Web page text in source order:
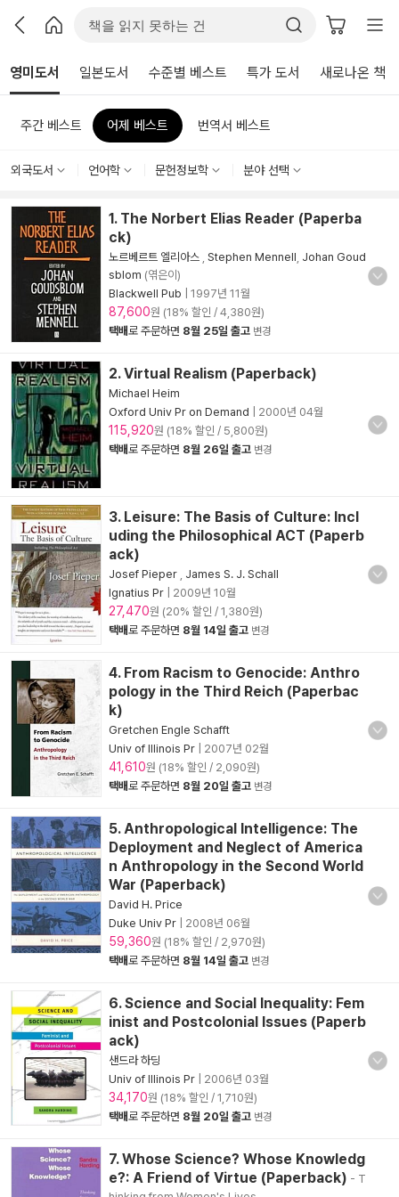
영미도서 일본도서 수준별 베스트 특가 도서 새로나온 책
주간 베스트 어제 베스트 번역서 베스트
외국도서 언어학 문헌정보학 분야 선택
1. The Norbert Elias Reader (Paperba
ck)
노르베르트 엘리아스 Stephen Mennell Johan Goud
sblom (엮은이)
Blackwell Pub
1997년 11월
87,600원 (18% 할인 / 4,380원)
택배로 주문하면 8월 25일 출고 변경
2. Virtual Realism (Paperback)
Michael Heim
Oxford Univ Pr on Demand
2000년 04월
115,920원 (18% 할인 / 5,800원)
택배로 주문하면 8월 26일 출고 변경
3. Leisure: The Basis of Culture: Incl
uding the Philosophical ACT (Paperb
ack)
Josef Pieper
James S. J. Schall
Ignatius Pr
2009년 10월
27,470원 (20% 할인 / 1,380원)
택배로 주문하면 8월 14일 출고 변경
4. From Racism to Genocide: Anthro
pology in the Third Reich (Paperbac
k)
Gretchen Engle Schafft
Univ of Illinois Pr
2007년 02월
41,610원 (18% 할인 / 2,090원)
택배로 주문하면 8월 20일 출고 변경
5. Anthropological Intelligence: The
Deployment and Neglect of America
n Anthropology in the Second World
War (Paperback)
David H. Price
Duke Univ Pr
2008년 06월
59,360원 (18% 할인 / 2,970원)
택배로 주문하면 8월 14일 출고 변경
6. Science and Social Inequality: Fem
inist and Postcolonial Issues (Paperb
ack)
샌드라 하딩
Univ of Illinois Pr
2006년 03월
34,170원 (18% 할인 / 1,710원)
택배로 주문하면 8월 20일 출고 변경
7. Whose Science? Whose Knowledg
e?: A Friend of Virtue (Paperback) - T